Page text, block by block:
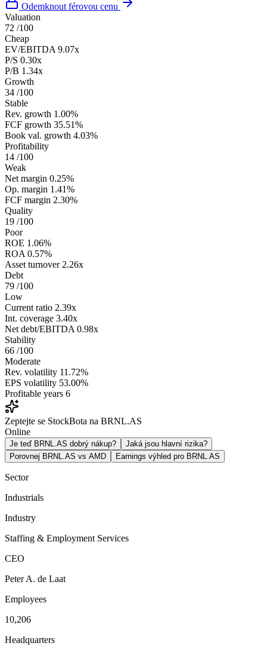
Odemknout férovou cenu
Valuation
72 /100
Cheap
EV/EBITDA 9.07x
P/S 0.30x
P/B 1.34x
Growth
34 /100
Stable
Rev. growth 1.00%
FCF growth 35.51%
Book val. growth 4.03%
Profitability
14 /100
Weak
Net margin 0.25%
Op. margin 1.41%
FCF margin 2.30%
Quality
19 /100
Poor
ROE 1.06%
ROA 0.57%
Asset turnover 2.26x
Debt
79 /100
Low
Current ratio 2.39x
Int. coverage 3.40x
Net debt/EBITDA 0.98x
Stability
66 /100
Moderate
Rev. volatility 11.72%
EPS volatility 53.00%
Profitable years 6
Zeptejte se StockBota na BRNL.AS
Online
Je teď BRNL.AS dobrý nákup?
Jaká jsou hlavní rizika?
Porovnej BRNL.AS vs AMD
Earnings výhled pro BRNL.AS
Sector
Industrials
Industry
Staffing & Employment Services
CEO
Peter A. de Laat
Employees
10,206
Headquarters